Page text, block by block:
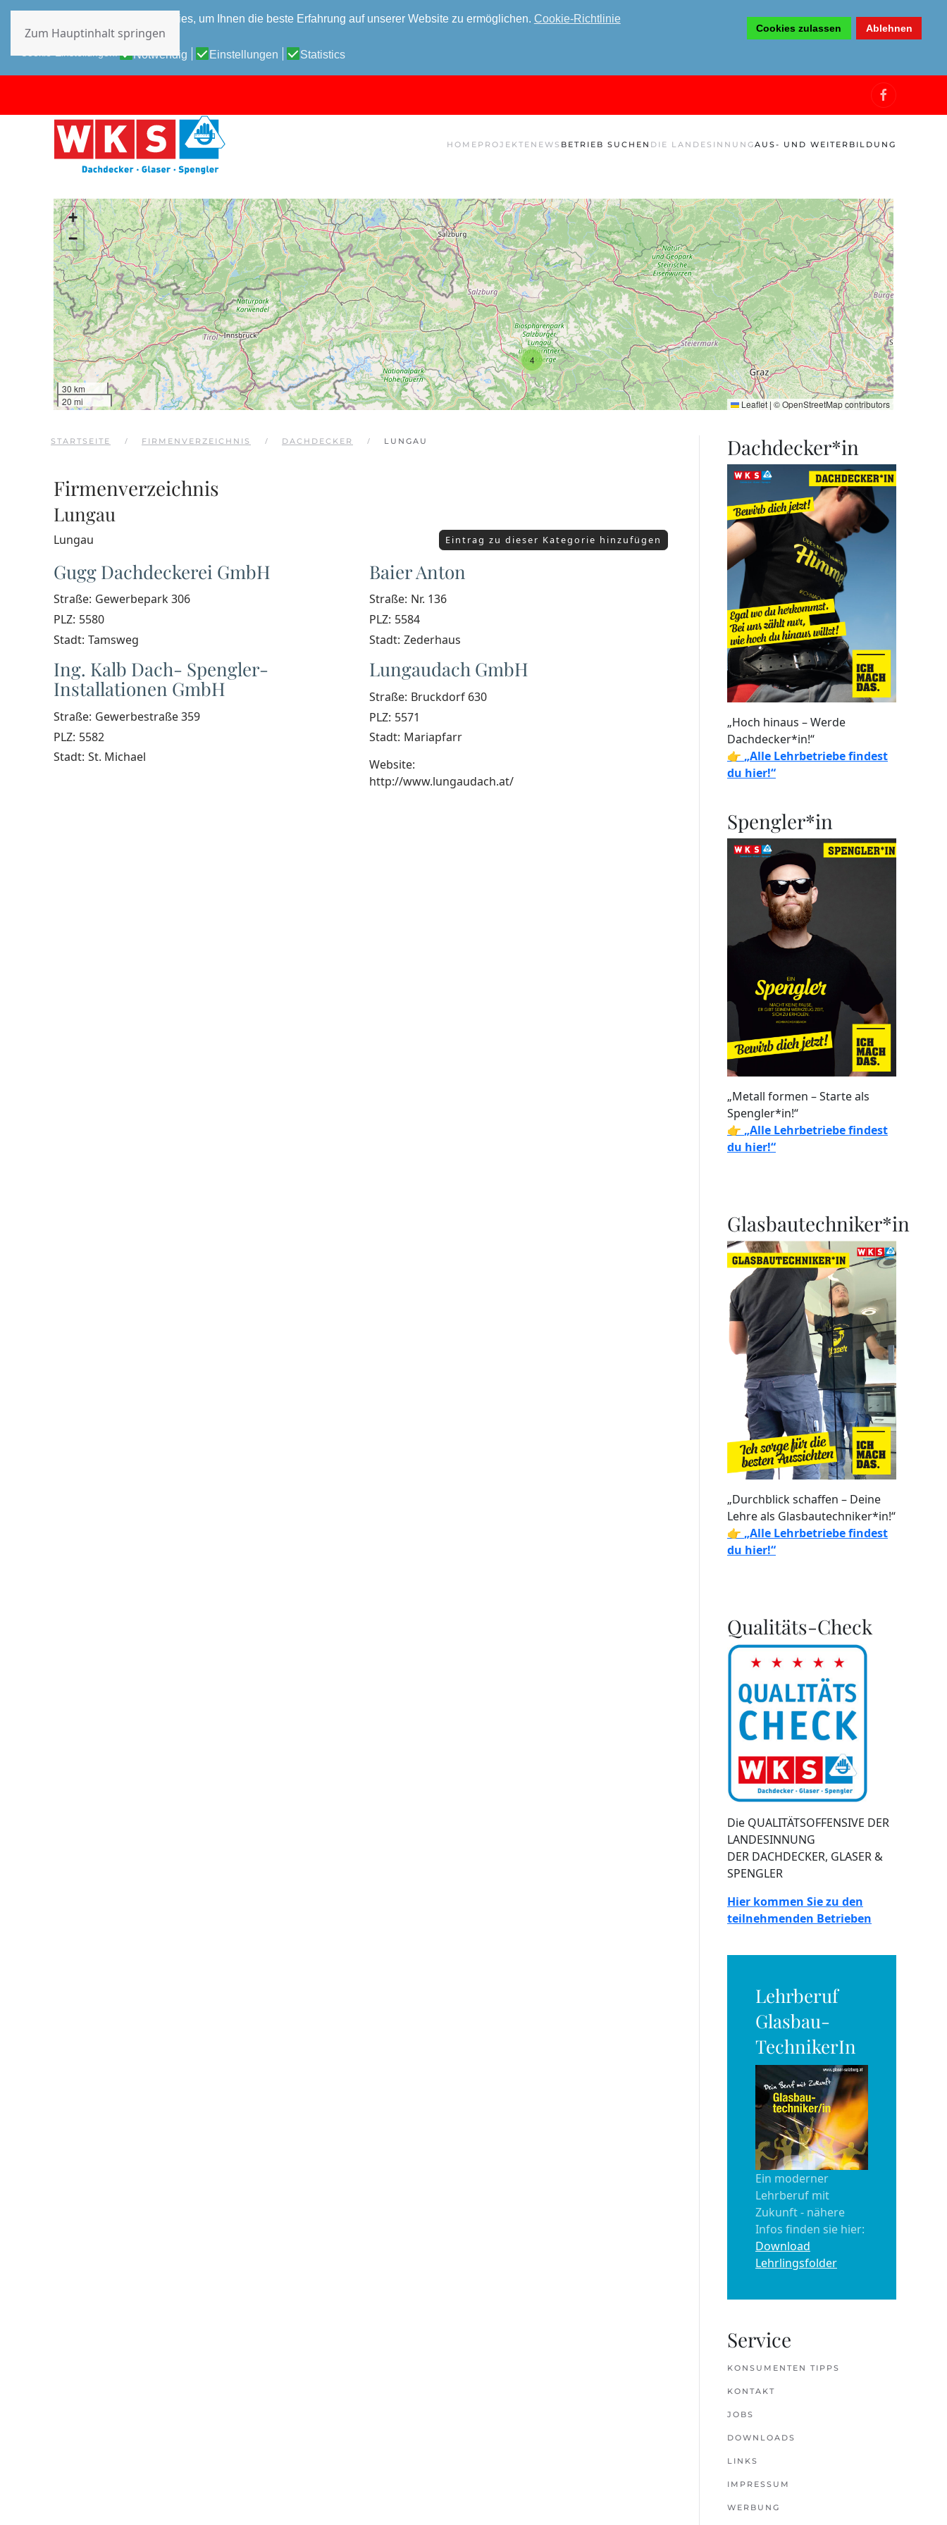
Diese Website verwendet Cookies, um Ihnen die beste Erfahrung auf unserer Website zu ermöglichen. Cookie-Richtlinie
Datenschutz-Bestimmungen
Cookies zulassen Ablehnen
Notwendig Einstellungen Statistics
Zum Hauptinhalt springen
HOME PROJEKTE NEWS BETRIEB SUCHEN DIE LANDESINNUNGAUS- UND WEITERBILDUNG
4
+
−
30 km
20 mi
Leaflet | ©OpenStreetMapcontributors
STARTSEITE FIRMENVERZEICHNIS DACHDECKER LUNGAU
Firmenverzeichnis
Lungau
Eintrag zu dieser Kategorie hinzufügen
Lungau
Gugg Dachdeckerei GmbH
Straße: Gewerbepark 306
PLZ: 5580
Stadt: Tamsweg
Baier Anton
Straße: Nr. 136
PLZ: 5584
Stadt: Zederhaus
Ing. Kalb Dach- Spengler-
Installationen GmbH
Straße: Gewerbestraße 359
PLZ: 5582
Stadt: St. Michael
Lungaudach GmbH
Straße: Bruckdorf 630
PLZ: 5571
Stadt: Mariapfarr
Website:
http://www.lungaudach.at/
Dachdecker*in
„Hoch hinaus – Werde
Dachdecker*in!“
👉 „Alle Lehrbetriebe findest
du hier!“
Spengler*in
„Metall formen – Starte als
Spengler*in!“
👉 „Alle Lehrbetriebe findest
du hier!“
Glasbautechniker*in
„Durchblick schaffen – Deine
Lehre als Glasbautechniker*in!“
👉 „Alle Lehrbetriebe findest
du hier!“
Qualitäts-Check
Die QUALITÄTSOFFENSIVE DER
LANDESINNUNG
DER DACHDECKER, GLASER &
SPENGLER
Hier kommen Sie zu den
teilnehmenden Betrieben
Lehrberuf
Glasbau-
TechnikerIn
Ein moderner
Lehrberuf mit
Zukunft - nähere
Infos finden sie hier:
Download
Lehrlingsfolder
Service
KONSUMENTEN TIPPS
KONTAKT
JOBS
DOWNLOADS
LINKS
IMPRESSUM
WERBUNG